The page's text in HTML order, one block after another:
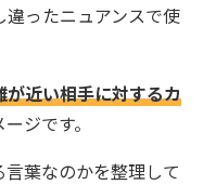
ったニュアンスで使
が近い相手に対するカ
ジです。
葉なのかを整理して